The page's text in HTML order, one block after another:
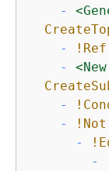
-
-
!Ref
-
<New
-
-
!Not
-
-